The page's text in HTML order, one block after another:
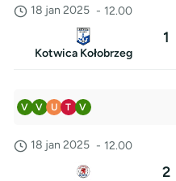
18 jan 2025 - 12.00
Kotwica Kołobrzeg
1
V V U T V
18 jan 2025 - 12.00
2